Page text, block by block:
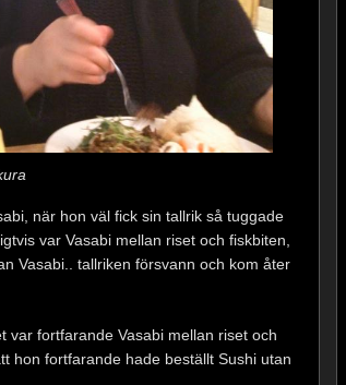
när hon väl fick sin tallrik så tuggade
var Vasabi mellan riset och fiskbiten,
Vasabi.. tallriken försvann och kom åter
fortfarande Vasabi mellan riset och
hon fortfarande hade beställt Sushi utan